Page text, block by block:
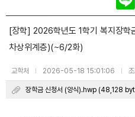
[장학] 2026학년도 1학기 복지장학
차상위계층)(~6/2화)
교학처 | 2026-05-18 15:01:06 |
장학금 신청서 (양식).hwp (48,128